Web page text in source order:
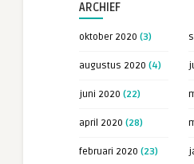
ARCHIEF
oktober 2020 (3)
augustus 2020 (4)
juni 2020 (22)
april 2020 (28)
februari 2020 (23)